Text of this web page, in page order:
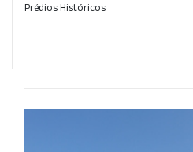
Prédios Históricos